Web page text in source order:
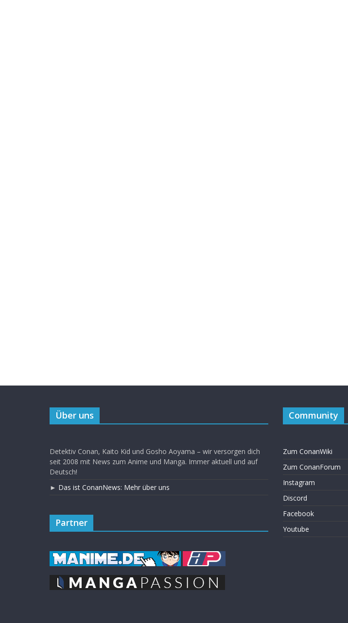
Über uns
Detektiv Conan, Kaito Kid und Gosho Aoyama – wir versorgen dich
seit 2008 mit News zum Anime und Manga. Immer aktuell und auf
Deutsch!
► Das ist ConanNews: Mehr über uns
Partner
Community
Zum ConanWiki
Zum ConanForum
Instagram
Discord
Facebook
Youtube